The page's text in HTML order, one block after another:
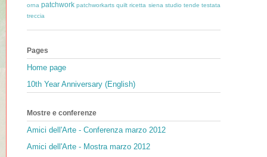
orna patchwork patchworkarts quilt ricetta siena studio tende testata
treccia
Pages
Home page
10th Year Anniversary (English)
Mostre e conferenze
Amici dell'Arte - Conferenza marzo 2012
Amici dell'Arte - Mostra marzo 2012